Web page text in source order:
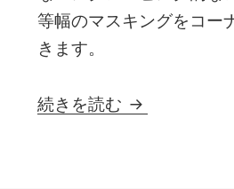
等幅のマスキングをコー
きます。
続きを読む 1/144 HG改